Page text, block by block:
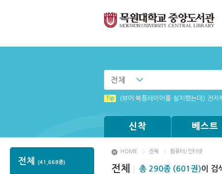
전체
Tip (뷰어:북플레이어를 설치했는데) 전자
신착 베스트
전체 (41,668종)
HOME 전체 컴퓨터/인터넷
전체 총 290종 (601권)이 검